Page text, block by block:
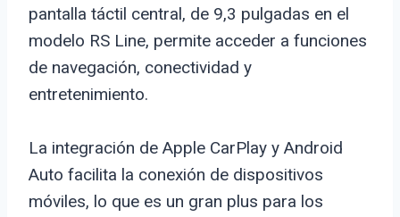
pantalla táctil central, de 9,3 pulgadas en el
modelo RS Line, permite acceder a funciones
de navegación, conectividad y
entretenimiento.
La integración de Apple CarPlay y Android
Auto facilita la conexión de dispositivos
móviles, lo que es un gran plus para los